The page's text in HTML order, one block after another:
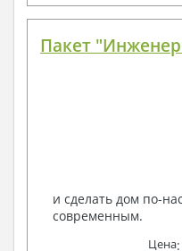
3. Инженерный
за дополнительную
Условные
Поэтажная
Узлы и
Отопление,
Пакет
и сделать дом по-
современным.
Цена